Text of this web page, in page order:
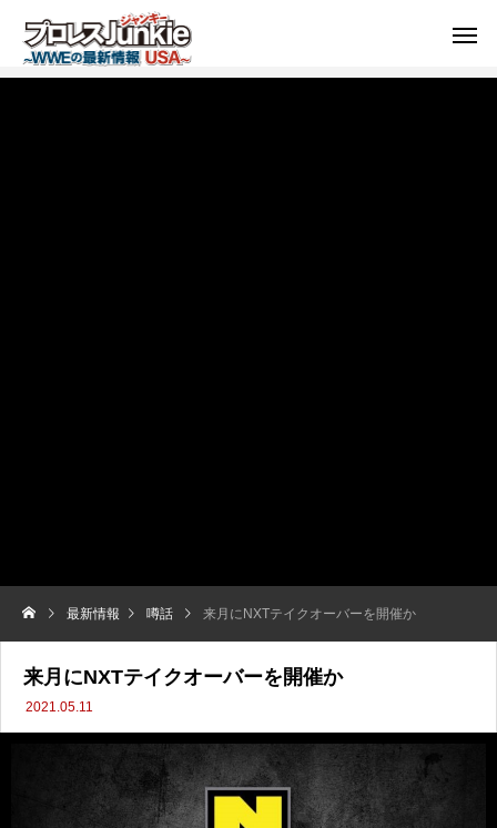
最新情報 噂話 来月にNXTテイクオーバーを開催か
来月にNXTテイクオーバーを開催か
2021.05.11